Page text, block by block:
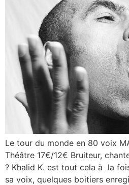
Le tour du monde en 80 voix
Théâtre 17€/12€ Bruiteur,
? Khalid K. est tout cela à la
sa voix, quelques boitiers